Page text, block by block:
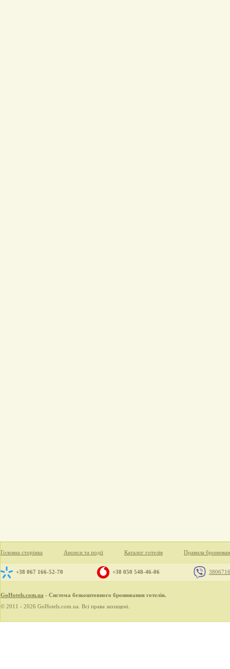
Головна сторінка Анонси та події Каталог готелів Правила
+38 067 166-52-70 +38 050 548-46-06
GoHotels.com.ua - Система безкоштовного бронювання готелів.
© 2011 - 2026 GoHotels.com.ua. Всі права захищені.